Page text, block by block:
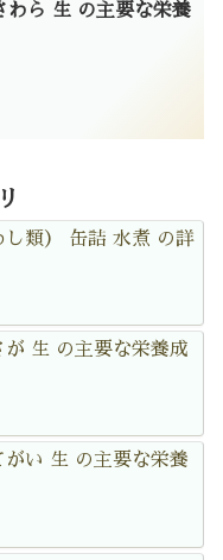
わら 生 の主要な栄養
し類） 缶詰 水煮 の詳
が 生 の主要な栄養成
がい 生 の主要な栄養